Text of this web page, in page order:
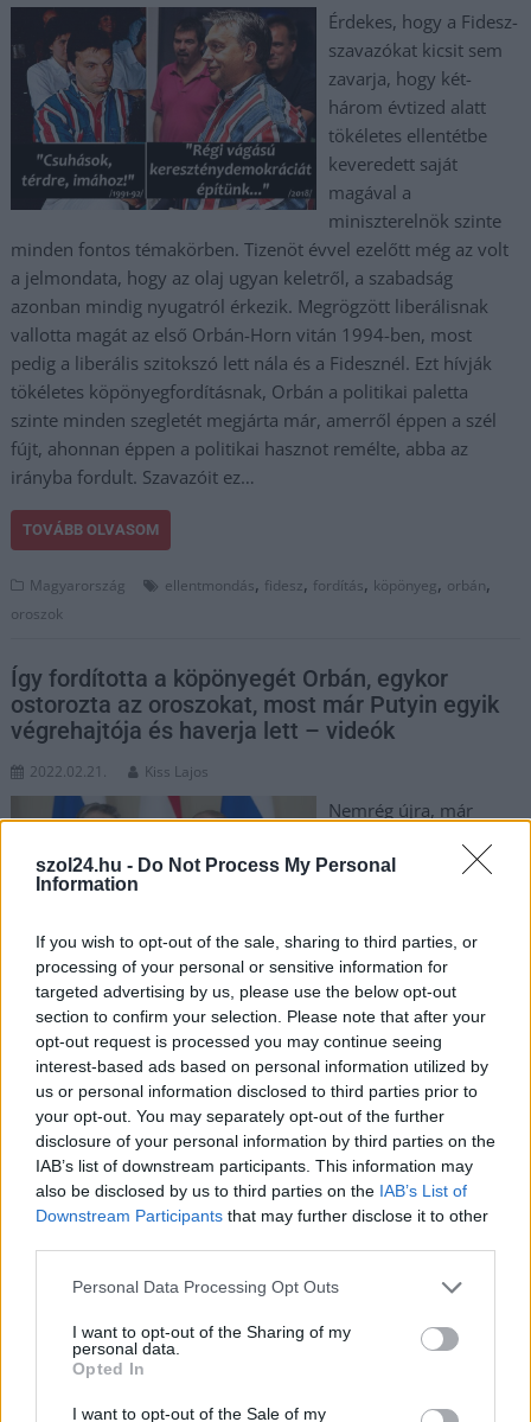
szol24.hu - Do Not Process My Personal
Information
If you wish to opt-out of the sale, sharing to third parties, or
processing of your personal or sensitive information for
targeted advertising by us, please use the below opt-out
section to confirm your selection. Please note that after your
opt-out request is processed you may continue seeing
interest-based ads based on personal information utilized by
us or personal information disclosed to third parties prior to
your opt-out. You may separately opt-out of the further
disclosure of your personal information by third parties on the
IAB’s list of downstream participants. This information may
also be disclosed by us to third parties on the IAB’s List of
Downstream Participants that may further disclose it to other
Please note that this website/app uses one or more Google
not limited to your visit or usage behaviour. You may click to
grant or deny consent to Google and its third-party tags to
use your data for below specified purposes in below Google
consent section.
Personal Data Processing Opt Outs
I want to opt-out of the Sharing of my
personal data.
Opted In
I want to opt-out of the Sale of my
Érdekes, hogy a Fidesz-
szavazókat kicsit sem
zavarja, hogy két-
három évtized alatt
tökéletes ellentétbe
keveredett saját
magával a
miniszterelnök szinte
minden fontos témakörben. Tizenöt évvel ezelőtt még az volt
a jelmondata, hogy az olaj ugyan keletről, a szabadság
azonban mindig nyugatról érkezik. Megrögzött liberálisnak
vallotta magát az első Orbán-Horn vitán 1994-ben, most
pedig a liberális szitokszó lett nála és a Fidesznél. Ezt hívják
tökéletes köpönyegfordításnak, Orbán a politikai paletta
szinte minden szegletét megjárta már, amerről éppen a szél
fújt, ahonnan éppen a politikai hasznot remélte, abba az
irányba fordult. Szavazóit ez…
TOVÁBB OLVASOM
Magyarország ellentmondás, fidesz, fordítás, köpönyeg, orbán,
oroszok
Így fordította a köpönyegét Orbán, egykor
ostorozta az oroszokat, most már Putyin egyik
végrehajtója és haverja lett – videók
2022.02.21. Kiss Lajos
Nemrég újra, már
sokadszor tárgyalt
Vlagyimir Putyinnal
lassan már úgy jár
Moszkvába, hogy azt
még Kádár János is
megirigyelte volna. A Magyar Narancs hívta fel a figyelmet
Orbán Viktor látványos köpönyegfordítására. Hát kérem,
teljesen másképp beszél és cselekszik valaki ellenzékből,
illetve miniszterelnökként, a hatalommal a kezében. „Nem
lehet az oroszokkal olyan szerződést aláírni, amelyet 10 évre
titkosítanak.” „Nem ésszerű figyelmen kívül hagyni az
Oroszország jelentette erőt, és egyben lehetőséget.” A fenti
azonban,…
TOVÁBB OLVASOM